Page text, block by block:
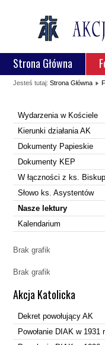
Strona Główna
Jesteś tutaj: Strona Główna
Wydarzenia w Kościele
Kierunki działania AK
Dokumenty Papieskie
Dokumenty KEP
W łączności z ks.
Słowo ks. Asystentów
Nasze lektury
Kalendarium
Brak grafik
Brak grafik
Akcja Katolicka
Dekret powołujący AK
Powołanie DIAK w 1931